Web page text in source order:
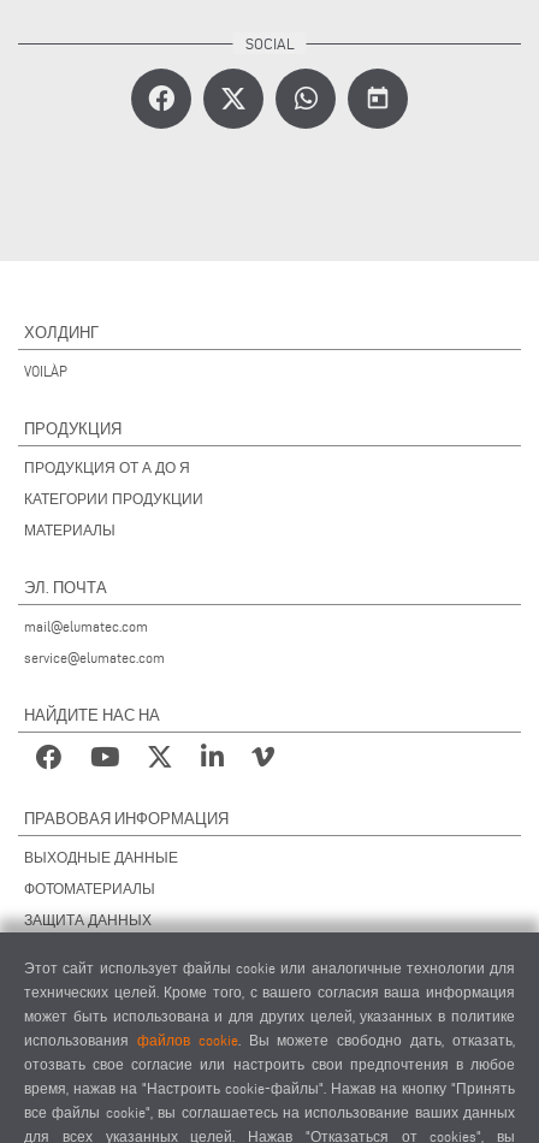
today
ХОЛДИНГ
VOILÀP
ПРОДУКЦИЯ
ПРОДУКЦИЯ ОТ А ДО Я
КАТЕГОРИИ ПРОДУКЦИИ
МАТЕРИАЛЫ
ЭЛ. ПОЧТА
mail@elumatec.com
service@elumatec.com
НАЙДИТЕ НАС НА
ПРАВОВАЯ ИНФОРМАЦИЯ
ВЫХОДНЫЕ ДАННЫЕ
ФОТОМАТЕРИАЛЫ
ЗАЩИТА ДАННЫХ
ОБЩИЕ УСЛОВИЯ СДЕЛОК
ОБЩИЕ УСЛОВИЯ ПРОДАЖИ
НАСТРОЙКИ COOKIES
КОДЕКС ПОВЕДЕНИЯ ПОСТАВЩИКОВ
Этот сайт использует файлы cookie или аналогичные технологии для
технических целей. Кроме того, с вашего согласия ваша информация
может быть использована и для других целей, указанных в политике
использования файлов cookie. Вы можете свободно дать, отказать,
отозвать свое согласие или настроить свои предпочтения в любое
время, нажав на "Настроить cookie-файлы". Нажав на кнопку "Принять
все файлы cookie", вы соглашаетесь на использование ваших данных
для всех указанных целей. Нажав "Отказаться от cookies", вы